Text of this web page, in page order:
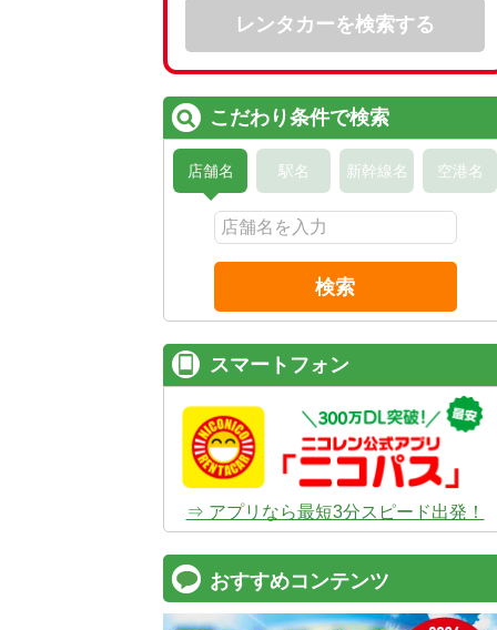
レンタカーを検索する
こだわり条件で検索
店舗名 駅名 新幹線名 空港名
検索
スマートフォン
⇒ アプリなら最短3分スピード出発！
おすすめコンテンツ